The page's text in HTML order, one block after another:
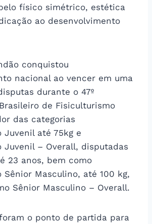
físico simétrico, estética
ao desenvolvimento
conquistou
nacional ao vencer em uma
durante o 47º
de Fisiculturismo
das categorias
Juvenil até 75kg e
Juvenil – Overall, disputadas
23 anos, bem como
Sênior Masculino, até 100 kg,
Sênior Masculino – Overall.
o ponto de partida para